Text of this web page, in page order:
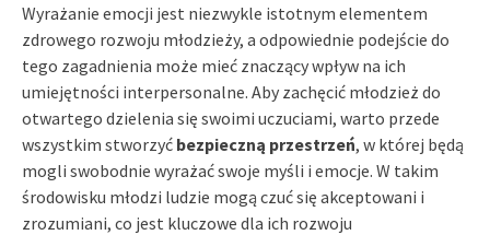
Wyrażanie emocji jest niezwykle istotnym elementem
zdrowego rozwoju młodzieży, a odpowiednie podejście do
tego zagadnienia może mieć znaczący wpływ na ich
umiejętności interpersonalne. Aby zachęcić młodzież do
otwartego dzielenia się swoimi uczuciami, warto przede
wszystkim stworzyć bezpieczną przestrzeń, w której będą
mogli swobodnie wyrażać swoje myśli i emocje. W takim
środowisku młodzi ludzie mogą czuć się akceptowani i
zrozumiani, co jest kluczowe dla ich rozwoju